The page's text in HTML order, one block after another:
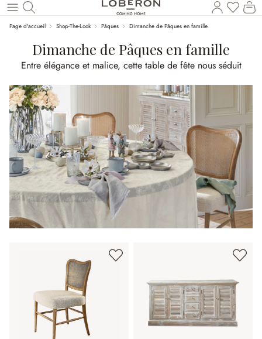
Revenir au contenu principal
Vous
Page d'accueil Shop-The-Look Pâques Dimanche de Pâques en famille
Dimanche de Pâques en famille
Entre élégance et malice, cette table de fête nous séduit